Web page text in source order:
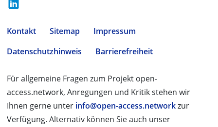
Kontakt Sitemap
Impressum
Datenschutzhinweis
Barrierefreiheit
Für allgemeine Fragen zum Projekt open-
access.network, Anregungen und Kritik stehen wir
Ihnen gerne unter info@open-access.networkzur
Verfügung. Alternativ können Sie auch unser